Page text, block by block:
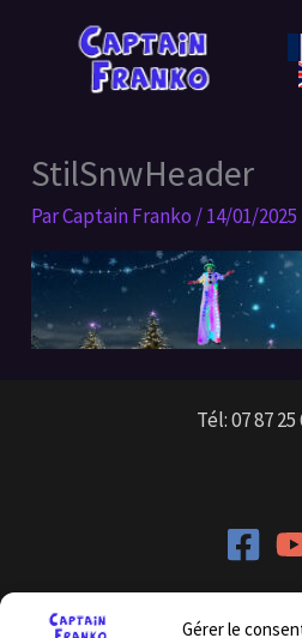
Gérer le
StilSnwHeader
ParCaptain Franko /14/01/2025
Tél: 07 87 25